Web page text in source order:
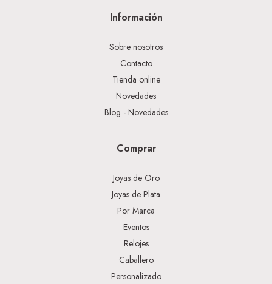
Información
Sobre nosotros
Contacto
Tienda online
Novedades
Blog - Novedades
Comprar
Joyas de Oro
Joyas de Plata
Por Marca
Eventos
Relojes
Caballero
Personalizado